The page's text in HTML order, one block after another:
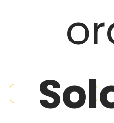
PRENOTA IL TUO POSTO